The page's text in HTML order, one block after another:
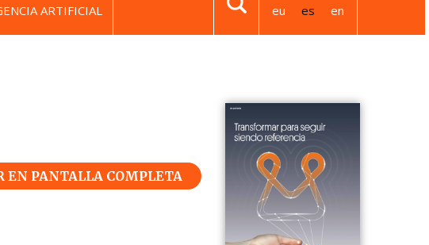
ARTIFICIAL eu es en
EN PANTALLA COMPLETA